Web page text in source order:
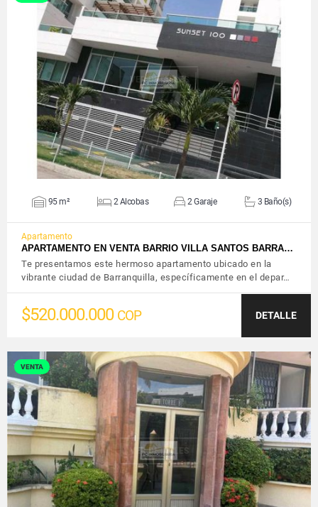
VER DETALLES
95 m² 2 Alcobas 2 Garaje 3 Baño(s)
Apartamento
APARTAMENTO EN VENTA BARRIO VILLA SANTOS BARRA…
Te presentamos este hermoso apartamento ubicado en la
vibrante ciudad de Barranquilla, específicamente en el depar…
$520.000.000 COP DETALLE
VENTA
VER DETALLES